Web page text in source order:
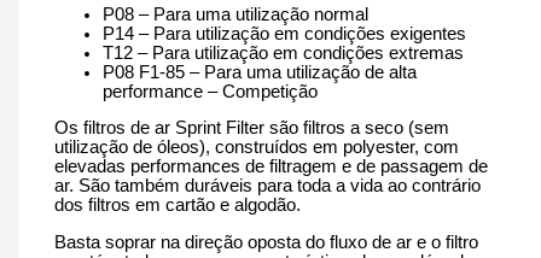
P08 – Para uma utilização normal
P14 – Para utilização em condições exigentes
T12 – Para utilização em condições extremas
P08 F1-85 – Para uma utilização de alta
performance – Competição
Os filtros de ar Sprint Filter são filtros a seco (sem
utilização de óleos), construídos em polyester, com
elevadas performances de filtragem e de passagem de
ar. São também duráveis para toda a vida ao contrário
dos filtros em cartão e algodão.
Basta soprar na direção oposta do fluxo de ar e o filtro